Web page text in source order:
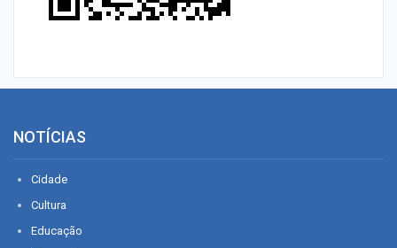
NOTÍCIAS
Cidade
Cultura
Educação